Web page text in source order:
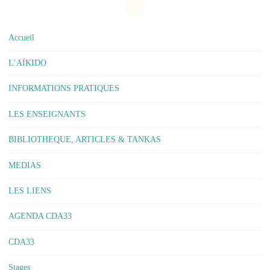
Accueil
L’AÏKIDO
INFORMATIONS PRATIQUES
LES ENSEIGNANTS
BIBLIOTHEQUE, ARTICLES & TANKAS
MEDIAS
LES LIENS
AGENDA CDA33
CDA33
Stages